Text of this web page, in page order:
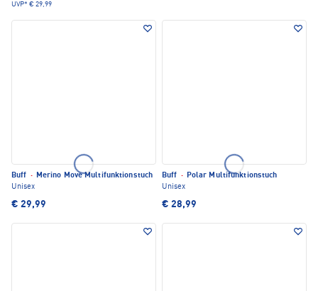
UVP* € 29,99
Buff · Merino Move Multifunktionstuch
Unisex
€ 29,99
Buff · Polar Multifunktionstuch
Unisex
€ 28,99